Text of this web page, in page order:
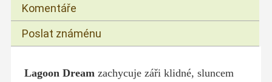
Komentáře
Poslat známénu
Lagoon Dream zachycuje záři klidné, sluncem